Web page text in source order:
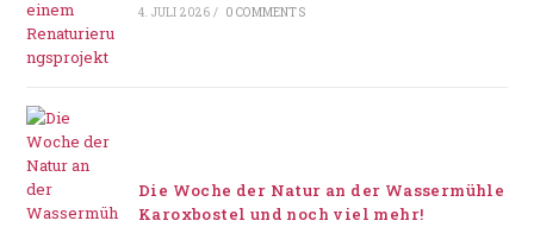
4. JULI 2026 / 0 COMMENTS
Die Woche der Natur an der Wassermühle
Karoxbostel und noch viel mehr!